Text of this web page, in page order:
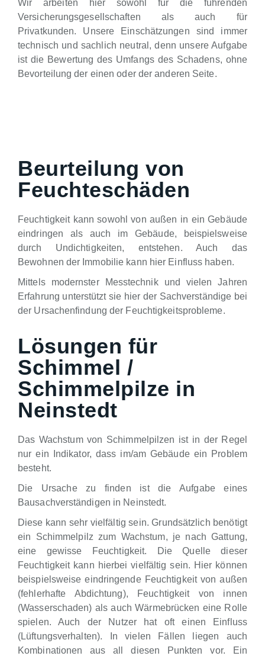
Wir arbeiten hier sowohl für die führenden
Versicherungsgesellschaften als auch für
Privatkunden. Unsere Einschätzungen sind immer
technisch und sachlich neutral, denn unsere Aufgabe
ist die Bewertung des Umfangs des Schadens, ohne
Bevorteilung der einen oder der anderen Seite.
Beurteilung von
Feuchteschäden
Feuchtigkeit kann sowohl von außen in ein Gebäude
eindringen als auch im Gebäude, beispielsweise
durch Undichtigkeiten, entstehen. Auch das
Bewohnen der Immobilie kann hier Einfluss haben.
Mittels modernster Messtechnik und vielen Jahren
Erfahrung unterstützt sie hier der Sachverständige bei
der Ursachenfindung der Feuchtigkeitsprobleme.
Lösungen für
Schimmel /
Schimmelpilze in
Neinstedt
Das Wachstum von Schimmelpilzen ist in der Regel
nur ein Indikator, dass im/am Gebäude ein Problem
besteht.
Die Ursache zu finden ist die Aufgabe eines
Bausachverständigen in Neinstedt.
Diese kann sehr vielfältig sein. Grundsätzlich benötigt
ein Schimmelpilz zum Wachstum, je nach Gattung,
eine gewisse Feuchtigkeit. Die Quelle dieser
Feuchtigkeit kann hierbei vielfältig sein. Hier können
beispielsweise eindringende Feuchtigkeit von außen
(fehlerhafte Abdichtung), Feuchtigkeit von innen
(Wasserschaden) als auch Wärmebrücken eine Rolle
spielen. Auch der Nutzer hat oft einen Einfluss
(Lüftungsverhalten). In vielen Fällen liegen auch
Kombinationen aus all diesen Punkten vor. Ein